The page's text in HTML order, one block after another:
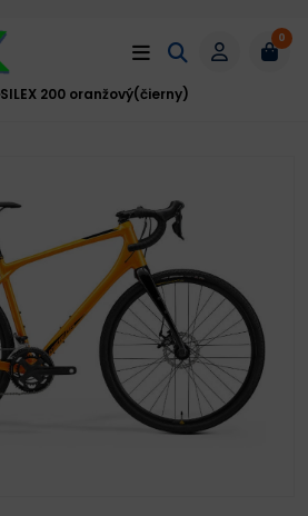
0
SILEX 200 oranžový(čierny)